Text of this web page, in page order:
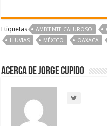
Etiquetas AMBIENTE CALUROSO
LLUVIAS
MÉXICO OAXACA
Acerca de Jorge Cupido